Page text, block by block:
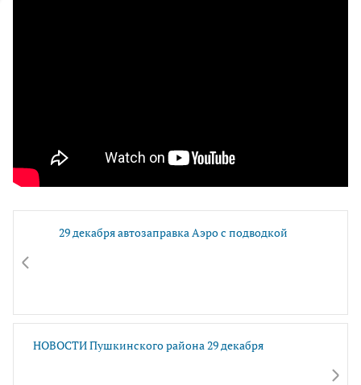
29 декабря автозаправка Аэро с подводкой
НОВОСТИ Пушкинского района 29 декабря